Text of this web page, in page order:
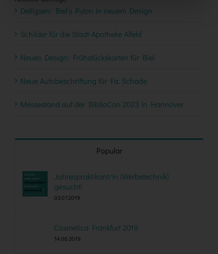
Delligsen: Biel’s Pylon in neuem Design
Schilder für die Stadt-Apotheke Alfeld
Neues Design: Frühstückskarten für Biel
Neue Autobeschriftung für Fa. Schade
Messestand auf der BiblioCon 2023 in Hannover
Popular
Jahrespraktikant/in (Werbetechnik)
gesucht!
03.07.2019
Cosmetica Frankfurt 2019
14.06.2019